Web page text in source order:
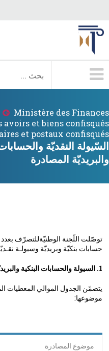
content
Principale
Breadcrumb
Ministère des Finances
avoirs et biens confisqués
et postaux confisqués
السّيولة النقديّة
والبريديّة المصادرة
توصّلت اللّجنة الوطنيّةللتصرّف
حسابات بنكيّة وبريديّة وسيولـة
1. السيولة والحسابات البنكية والبريديّة المصادرة
يتضمّن الجدول الموالي المعطيات
موضوعها:
موضوع المصادرة